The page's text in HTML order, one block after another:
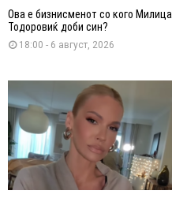
Ова е бизнисменот со кого Милица
Тодоровиќ доби син?
18:00 - 6 август, 2026